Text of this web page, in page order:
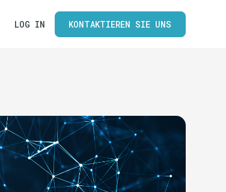
LOG IN KONTAKTIEREN SIE UNS